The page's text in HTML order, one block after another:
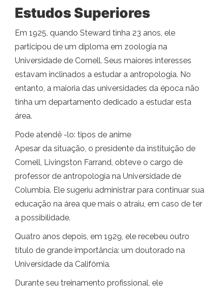
Estudos Superiores
Em 1925, quando Steward tinha 23 anos, ele
participou de um diploma em zoologia na
Universidade de Cornell. Seus maiores interesses
estavam inclinados a estudar a antropologia. No
entanto, a maioria das universidades da época não
tinha um departamento dedicado a estudar esta
área.
Pode atendê -lo: tipos de anime
Apesar da situação, o presidente da instituição de
Cornell, Livingston Farrand, obteve o cargo de
professor de antropologia na Universidade de
Columbia. Ele sugeriu administrar para continuar sua
educação na área que mais o atraiu, em caso de ter
a possibilidade.
Quatro anos depois, em 1929, ele recebeu outro
título de grande importância: um doutorado na
Universidade da Califórnia.
Durante seu treinamento profissional, ele